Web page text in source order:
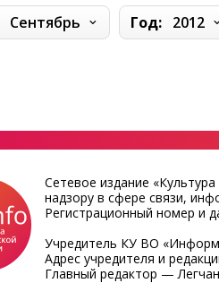
Сентябрь Год: 2012
Сетевое издание
надзору в сфере связи,
Регистрационный номер и
Учредитель КУ ВО
Адрес учредителя и
Главный редактор —